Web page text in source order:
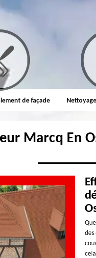
de façade
Marcq En